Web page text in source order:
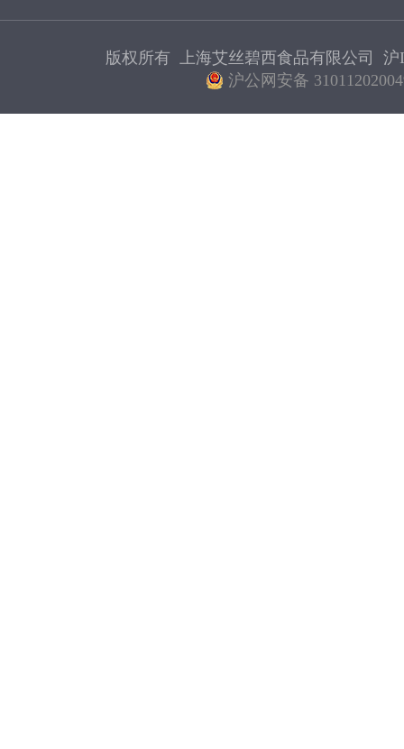
版权所有 上海艾丝碧西食品有限公司 沪
沪公网安备